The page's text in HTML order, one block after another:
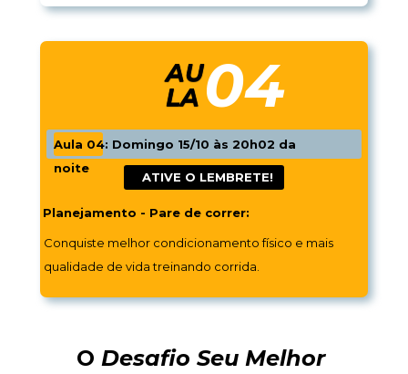
O Desafio Seu Melhor
Planejamento - Pare de correr:
Aula 04: Domingo 15/10 às 20h02 da
noite
Conquiste melhor condicionamento físico e mais
qualidade de vida treinando corrida.
AU
LA04
ATIVE O LEMBRETE!